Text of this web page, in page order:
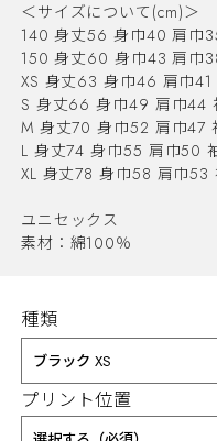
＜サイズについて(cm)＞
140 身丈56 身巾40 肩巾
150 身丈60 身巾43 肩巾
XS 身丈63 身巾46 肩巾41
S 身丈66 身巾49 肩巾44
M 身丈70 身巾52 肩巾47
L 身丈74 身巾55 肩巾50
XL 身丈78 身巾58 肩巾53
ユニセックス
素材：綿100％
種類
プリント位置